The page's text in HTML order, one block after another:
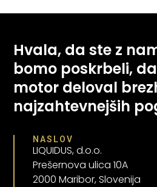
Hvala, da ste z
bomo poskrbeli,
motor deloval
najzahtevnejših
NASLOV
LIQUIDUS, d.o.o.
Prešernova ulica 10A
2000 Maribor, Slovenija